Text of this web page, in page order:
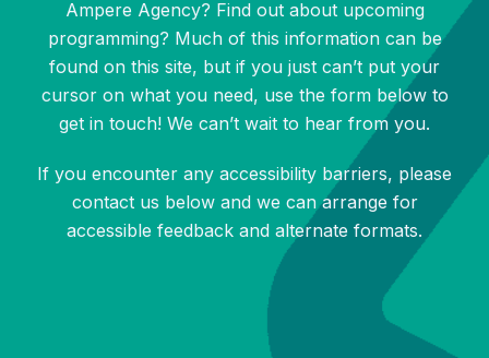
Ampere Agency? Find out about upcoming
programming? Much of this information can be
found on this site, but if you just can’t put your
cursor on what you need, use the form below to
get in touch! We can’t wait to hear from you.
If you encounter any accessibility barriers, please
contact us below and we can arrange for
accessible feedback and alternate formats.